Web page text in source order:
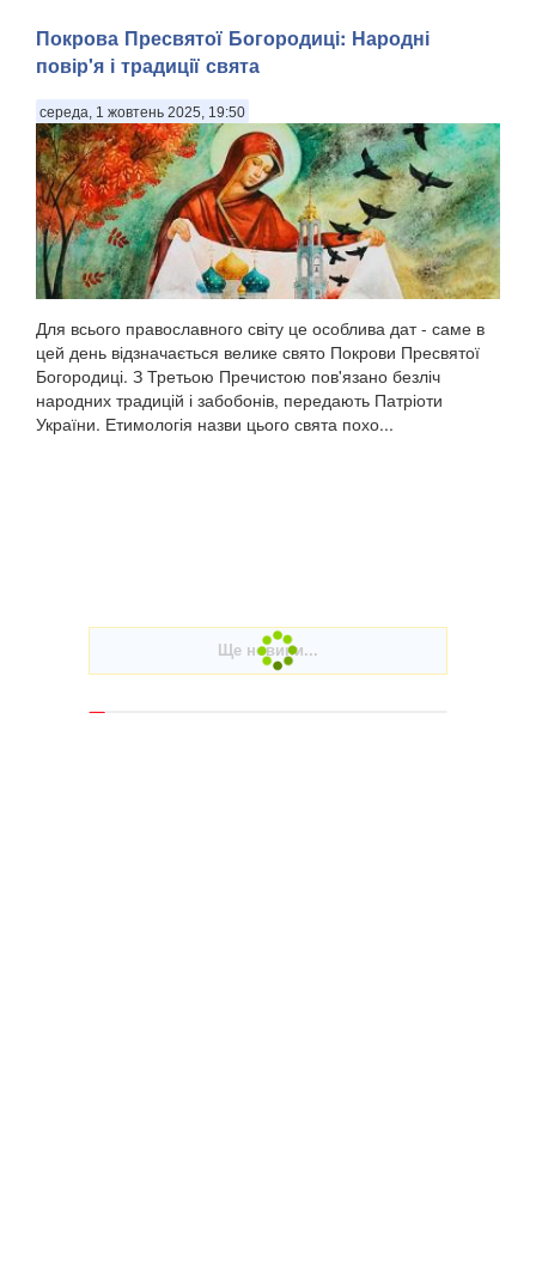
Покрова Пресвятої Богородиці: Народні
повір'я і традиції свята
середа, 1 жовтень 2025, 19:50
Для всього православного світу це особлива дат - саме в
цей день відзначається велике свято Покрови Пресвятої
Богородиці. З Третьою Пречистою пов'язано безліч
народних традицій і забобонів, передають Патріоти
України. Етимологія назви цього свята похо...